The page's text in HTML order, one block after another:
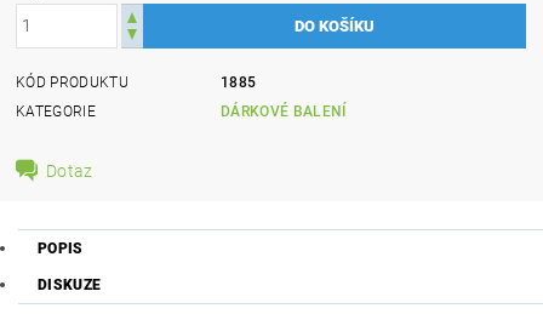
KÓD PRODUKTU
1885
KATEGORIE
DÁRKOVÉ BALENÍ
Dotaz
POPIS
DISKUZE